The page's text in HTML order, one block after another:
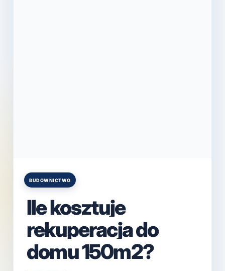
Posted
BUDOWNICTWO
Ile kosztuje
rekuperacja do
domu 150m2?